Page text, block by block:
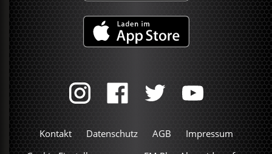
Kontakt Datenschutz AGB
Impressum